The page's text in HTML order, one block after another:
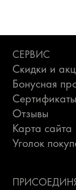
СЕРВИС
Скидки и
Бонусная
Сертификаты
Отзывы
Карта сайта
Уголок